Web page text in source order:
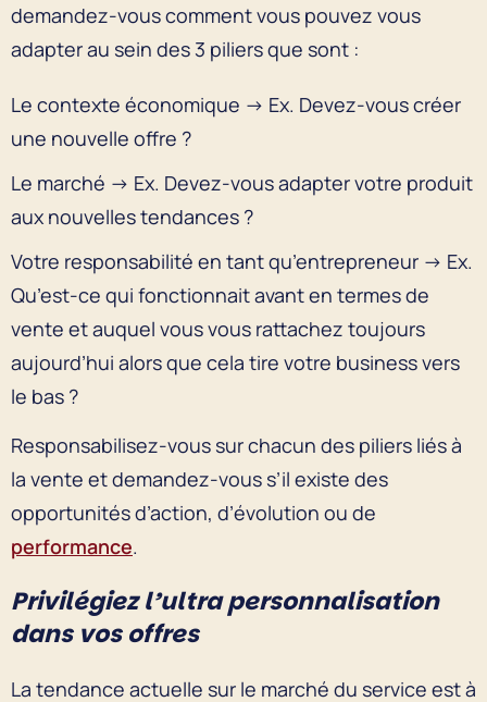
demandez-vous comment vous pouvez vous
adapter au sein des 3 piliers que sont :
Le contexte économique → Ex. Devez-vous créer
une nouvelle offre ?
Le marché → Ex. Devez-vous adapter votre produit
aux nouvelles tendances ?
Votre responsabilité en tant qu’entrepreneur → Ex.
Qu’est-ce qui fonctionnait avant en termes de
vente et auquel vous vous rattachez toujours
aujourd’hui alors que cela tire votre business vers
le bas ?
Responsabilisez-vous sur chacun des piliers liés à
la vente et demandez-vous s’il existe des
opportunités d’action, d’évolution ou de
performance.
Privilégiez l’ultra personnalisation
dans vos offres
La tendance actuelle sur le marché du service est à